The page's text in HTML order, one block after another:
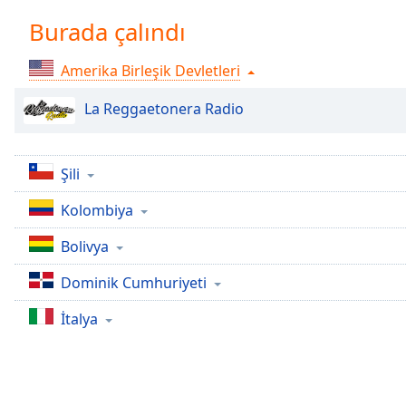
Chapters
Descriptions
descriptions
subtitles
settings
opens
subtitles
settings
dialog
Burada çalındı
Amerika Birleşik Devletleri
La Reggaetonera Radio
Şili
Kolombiya
Bolivya
Dominik Cumhuriyeti
İtalya